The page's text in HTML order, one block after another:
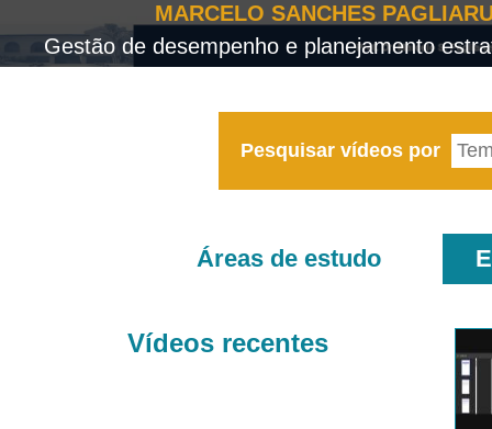
MARCELO SANCHES
Gestão de desempenho e planejamento
Pesquisar vídeos por
Áreas de estudo
Vídeos recentes